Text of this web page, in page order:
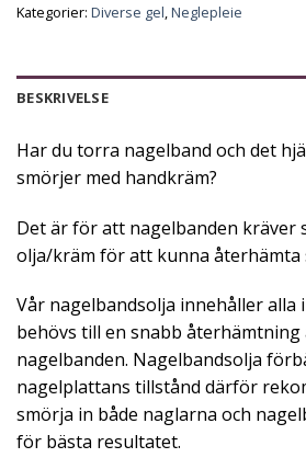
Kategorier: Diverse gel,Neglepleie
BESKRIVELSE
Har du torra nagelband och det
smörjer med handkräm?
Det är för att nagelbanden kräver
olja/kräm för att kunna återhämta
Vår nagelbandsolja innehåller alla
behövs till en snabb återhämtning
nagelbanden. Nagelbandsolja
nagelplattans tillstånd därför
smörja in både naglarna och
för bästa resultatet.